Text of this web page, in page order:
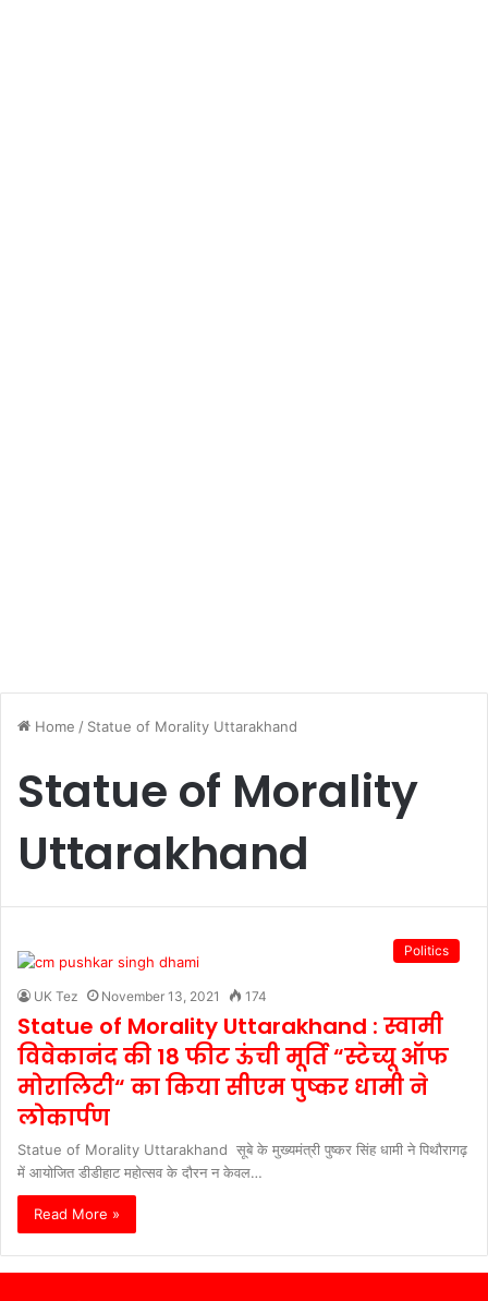
Home / Statue of Morality Uttarakhand
Statue of Morality
Uttarakhand
Politics
UK Tez November 13, 2021 174
Statue of Morality Uttarakhand : स्वामी
विवेकानंद की 18 फीट ऊंची मूर्ति “स्टेच्यू ऑफ
मोरालिटी“ का किया सीएम पुष्कर धामी ने
लोकार्पण
Statue of Morality Uttarakhand सूबे के मुख्यमंत्री पुष्कर सिंह धामी ने पिथौरागढ़
में आयोजित डीडीहाट महोत्सव के दौरन न केवल…
Read More »